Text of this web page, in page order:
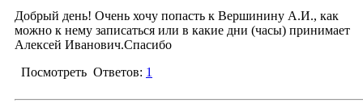
16.10.2017 14:35 Менеджер раздела
Уважаемая Галина! Вам необходимо обратиться
консультацией в гинекологическую службу. На приёме
врача Вы обсудите интересующие Вас вопросы.
на косультацию осуществляется через 21 кабинет:
00 03 / 79 00 04 / 79 00 05.
Добрый день! Очень хочу попасть к Вершинину А.И., как
можно к нему записаться или в какие дни (часы) принимает
Алексей Иванович.Спасибо
Посмотреть Ответов: 1